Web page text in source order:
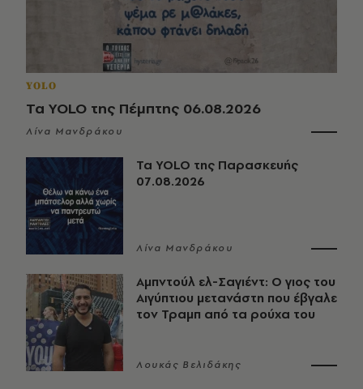
YOLO
Τα YOLO της Πέμπτης 06.08.2026
Λίνα Μανδράκου
Τα YOLO της Παρασκευής
07.08.2026
Λίνα Μανδράκου
Αμπντούλ ελ-Σαγιέντ: Ο γιος του
Αιγύπτιου μετανάστη που έβγαλε
τον Τραμπ από τα ρούχα του
Λουκάς Βελιδάκης